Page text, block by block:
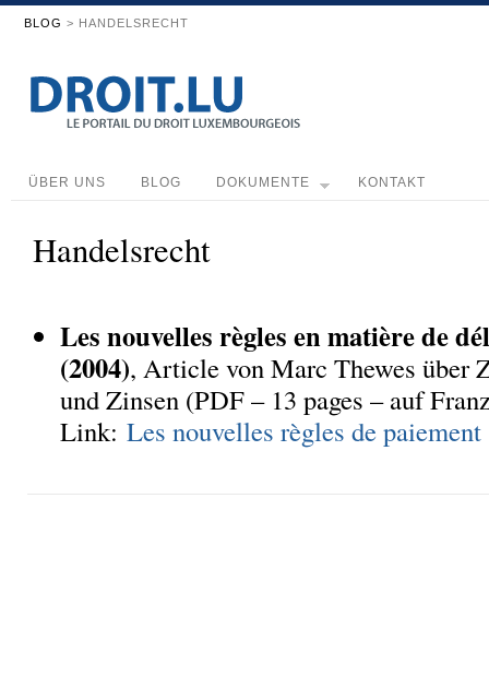
BLOG > HANDELSRECHT
ÜBER UNS BLOG DOKUMENTE KONTAKT
Handelsrecht
Les nouvelles règles en matière de
(2004), Article von Marc Thewes über
und Zinsen (PDF – 13 pages – auf
Link: Les nouvelles règles de paiement